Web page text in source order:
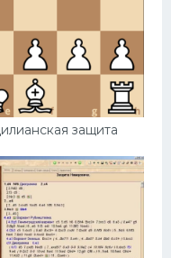
защита